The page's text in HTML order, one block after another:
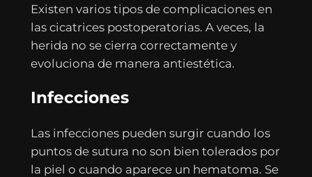
Existen varios tipos de complicaciones en
las cicatrices postoperatorias. A veces, la
herida no se cierra correctamente y
evoluciona de manera antiestética.
Infecciones
Las infecciones pueden surgir cuando los
puntos de sutura no son bien tolerados por
la piel o cuando aparece un hematoma. Se